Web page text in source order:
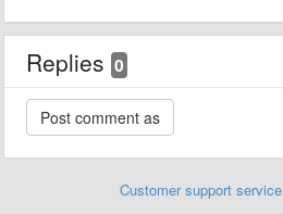
Replies 0
Customer support service